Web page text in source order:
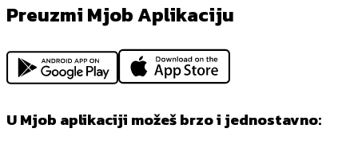
Preuzmi Mjob Aplikaciju
U Mjob aplikaciji možeš brzo i jednostavno: